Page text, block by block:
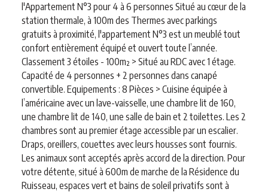
l'Appartement N°3 pour 4 à 6 personnes Situé au cœur de la
station thermale, à 100m des Thermes avec parkings
gratuits à proximité, l'appartement N°3 est un meublé tout
confort entièrement équipé et ouvert toute l’année.
Classement 3 étoiles - 100m² > Situé au RDC avec 1 étage.
Capacité de 4 personnes + 2 personnes dans canapé
convertible. Equipements : 8 Pièces > Cuisine équipée à
l’américaine avec un lave-vaisselle, une chambre lit de 160,
une chambre lit de 140, une salle de bain et 2 toilettes. Les 2
chambres sont au premier étage accessible par un escalier.
Draps, oreillers, couettes avec leurs housses sont fournis.
Les animaux sont acceptés après accord de la direction. Pour
votre détente, situé à 600m de marche de la Résidence du
Ruisseau, espaces vert et bains de soleil privatifs sont à